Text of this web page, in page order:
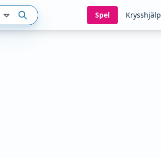
Spel Krysshjälp